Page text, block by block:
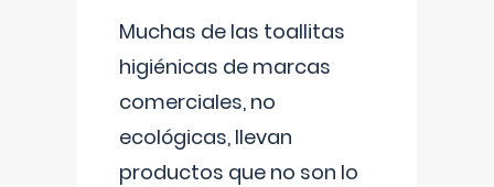
Muchas de las toallitas
higiénicas de marcas
comerciales, no
ecológicas, llevan
productos que no son lo